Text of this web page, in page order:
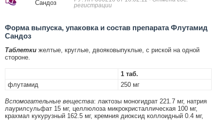
Сандоз
регистрации
Форма выпуска, упаковка и состав препарата Флутамид
Сандоз
Таблетки желтые, круглые, двояковыпуклые, с риской на одной
стороне.
1 таб.
флутамид
250 мг
Вспомогательные вещества: лактозы моногидрат 221.7 мг, натрия
лаурилсульфат 15 мг, целлюлоза микрокристаллическая 100 мг,
крахмал кукурузный 162.5 мг, кремния диоксид коллоидный 0.4 мг,